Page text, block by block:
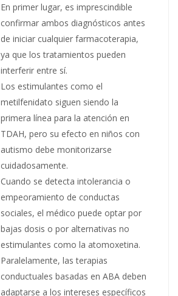
En primer lugar, es imprescindible
confirmar ambos diagnósticos antes
de iniciar cualquier farmacoterapia,
ya que los tratamientos pueden
interferir entre sí.
Los estimulantes como el
metilfenidato siguen siendo la
primera línea para la atención en
TDAH, pero su efecto en niños con
autismo debe monitorizarse
cuidadosamente.
Cuando se detecta intolerancia o
empeoramiento de conductas
sociales, el médico puede optar por
bajas dosis o por alternativas no
estimulantes como la atomoxetina.
Paralelamente, las terapias
conductuales basadas en ABA deben
adaptarse a los intereses específicos